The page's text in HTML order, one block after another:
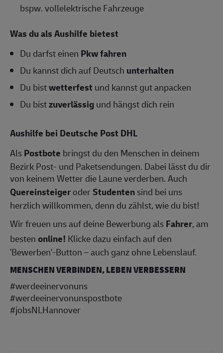
bspw. vollelektrische Fahrzeuge
Was du als Aushilfe bietest
Du darfst einen Pkw fahren
Du kannst dich auf Deutsch unterhalten
Du bistwetterfest und kannst gut anpacken
Du bistzuverlässigund hängst dich rein
Aushilfe bei Deutsche Post DHL
AlsPostbote bringst du den Menschen in deinem
Bezirk Post- und Paketsendungen. Dabei lässt du dir
von keinem Wetter die Laune verderben. Auch
QuereinsteigeroderStudentensind bei uns
herzlich willkommen, denn du zählst, wie du bist!
Wir freuen uns auf deine Bewerbung alsFahrer, am
bestenonline! Klicke dazu einfach auf den
'Bewerben'-Button – auch ganz ohne Lebenslauf.
MENSCHEN VERBINDEN, LEBEN VERBESSERN
#werdeeinervonuns
#werdeeinervonunspostbote
#jobsNLHannover